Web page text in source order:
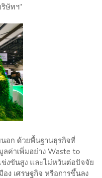
ษัทฯ”
อก ด้วยพื้นฐานธุรกิจที่
ค่าเพิ่มอย่าง Waste to
งขันสูง และไม่หวันต่อปัจจัย
ง เศรษฐกิจ หรือการขึ้นลง